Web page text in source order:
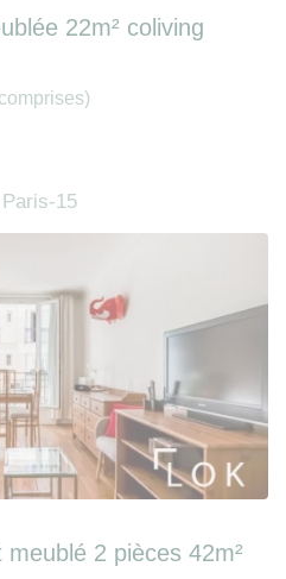
22m² coliving
15
2 pièces 42m²